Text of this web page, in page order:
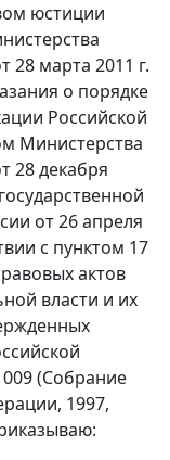
юстиции
28 марта 2011 г.
о порядке
Российской
Министерства
28 декабря
от 26 апреля
с пунктом 17
актов
власти и их
(Собрание
1997,